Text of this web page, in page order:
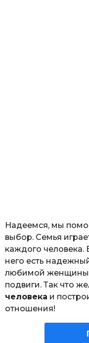
Надеемся, мы
выбор. Семья
каждого человека.
него есть
любимой
подвиги. Так что
человека и
отношения!